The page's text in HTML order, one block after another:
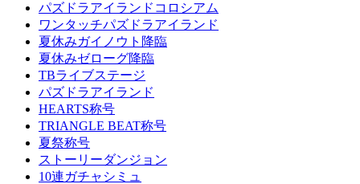
パズドラアイランドコロシアム
ワンタッチパズドラアイランド
夏休みガイノウト降臨
夏休みゼローグ降臨
TBライブステージ
パズドラアイランド
HEARTS称号
TRIANGLE BEAT称号
夏祭称号
ストーリーダンジョン
10連ガチャシミュ